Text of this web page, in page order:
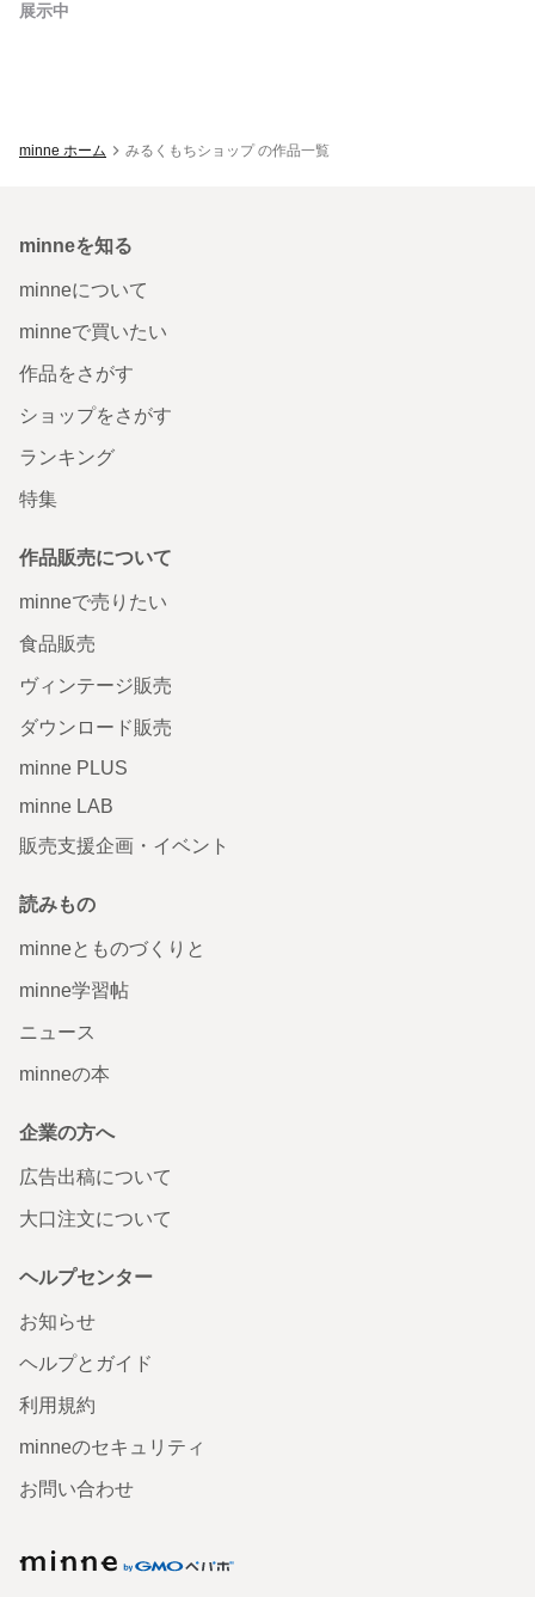
展示中
minne ホーム みるくもちショップ の作品一覧
minneを知る
minneについて
minneで買いたい
作品をさがす
ショップをさがす
ランキング
特集
作品販売について
minneで売りたい
食品販売
ヴィンテージ販売
ダウンロード販売
minne PLUS
minne LAB
販売支援企画・イベント
読みもの
minneとものづくりと
minne学習帖
ニュース
minneの本
企業の方へ
広告出稿について
大口注文について
ヘルプセンター
お知らせ
ヘルプとガイド
利用規約
minneのセキュリティ
お問い合わせ